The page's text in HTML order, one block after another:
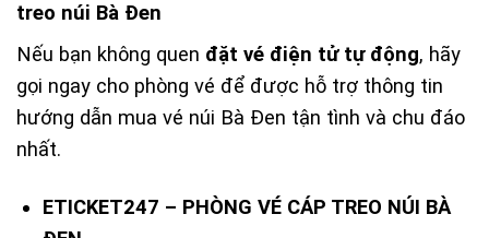
treo núi Bà Đen
Nếu bạn không quen đặt vé điện tử tự động, hãy
gọi ngay cho phòng vé để được hỗ trợ thông tin
hướng dẫn mua vé núi Bà Đen tận tình và chu đáo
nhất.
ETICKET247 – PHÒNG VÉ CÁP TREO NÚI BÀ